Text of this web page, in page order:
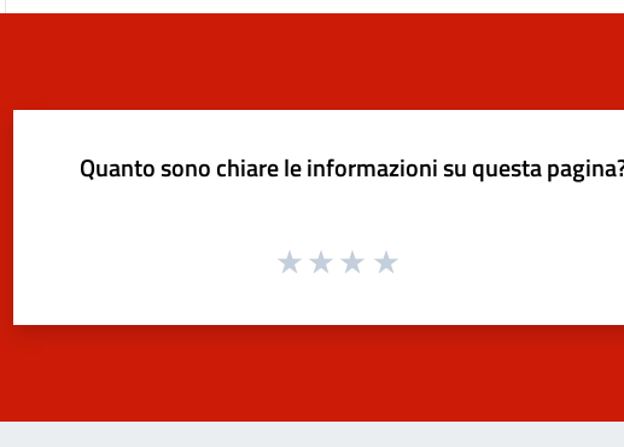
Quanto sono chiare le informazioni su questa